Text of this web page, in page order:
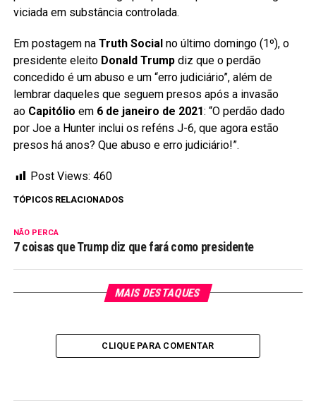
viciada em substância controlada.
Em postagem na Truth Social no último domingo (1º), o
presidente eleito Donald Trump diz que o perdão
concedido é um abuso e um “erro judiciário”, além de
lembrar daqueles que seguem presos após a invasão
ao Capitólio em 6 de janeiro de 2021: “O perdão dado
por Joe a Hunter inclui os reféns J-6, que agora estão
presos há anos? Que abuso e erro judiciário!”.
Post Views: 460
TÓPICOS RELACIONADOS
NÃO PERCA
7 coisas que Trump diz que fará como presidente
MAIS DESTAQUES
CLIQUE PARA COMENTAR